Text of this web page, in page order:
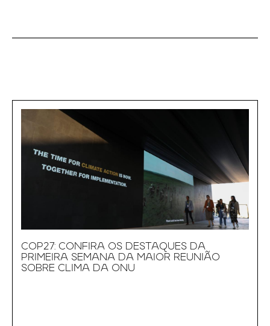
COP27: CONFIRA OS DESTAQUES DA
PRIMEIRA SEMANA DA MAIOR REUNIÃO
SOBRE CLIMA DA ONU